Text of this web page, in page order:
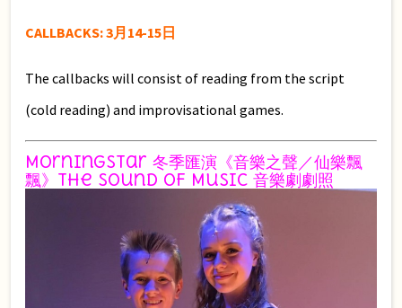
CALLBACKS:3月14-15日
The callbacks will consist of reading from the script
(cold reading) and improvisational games.
MorningStar 冬季匯演《音樂之聲／仙樂飄
飄》The Sound of Music 音樂劇劇照